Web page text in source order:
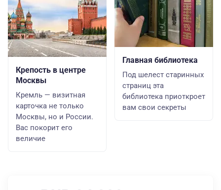
Крепость в центре
Москвы
Кремль — визитная
карточка не только
Москвы, но и России.
Вас покорит его
величие
Главная библиотека
Под шелест старинных
страниц эта
библиотека приоткроет
вам свои секреты